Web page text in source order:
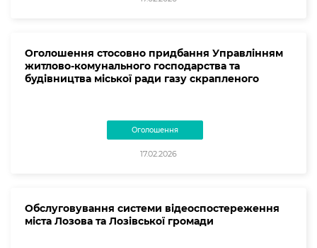
Оголошення стосовно придбання Управлінням
житлово-комунального господарства та
будівництва міської ради газу скрапленого
Оголошення
17.02.2026
Обслуговування системи відеоспостереження
міста Лозова та Лозівської громади